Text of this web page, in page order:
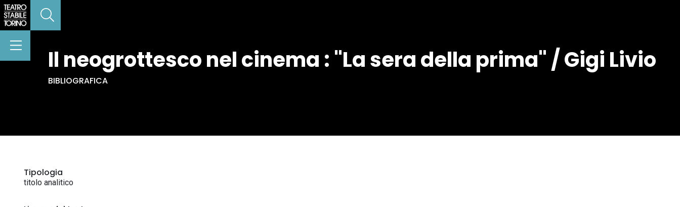
Il neogrottesco nel cinema : "La sera della prima" / Gigi Livio
BIBLIOGRAFICA
Tipologia
titolo analitico